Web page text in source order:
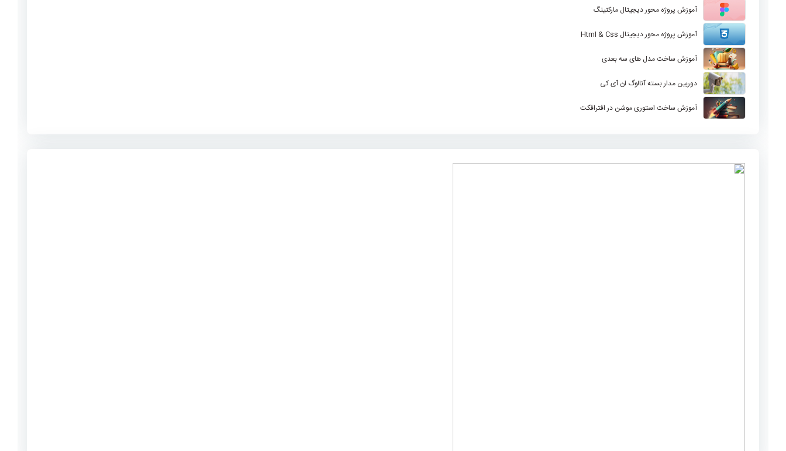
آموزش پروژه محور دیجیتال مارکتینگ
آموزش پروژه محور دیجیتال Html & Css
آموزش ساخت مدل های سه بعدی
دوربین مدار بسته آنالوگ ان آی کی
آموزش ساخت استوری موشن در افترافکت